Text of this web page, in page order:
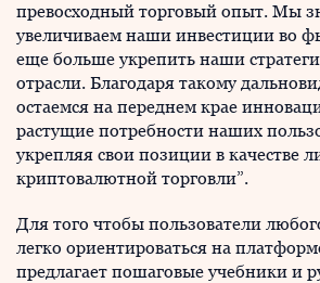
превосходный торговый опыт. Мы
увеличиваем наши инвестиции во
еще больше укрепить наши
отрасли. Благодаря такому
остаемся на переднем крае
растущие потребности наших
укрепляя свои позиции в качестве
криптовалютной торговли”.
Для того чтобы пользователи
легко ориентироваться на
предлагает пошаговые учебники и